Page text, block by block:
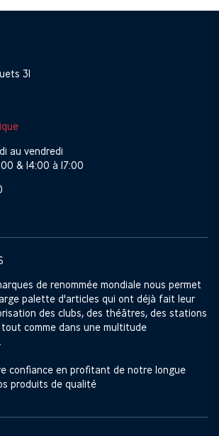
31
au vendredi
& 14:00 à 17:00
de renommée mondiale nous permet
palette d'articles qui ont déjà fait leur
des clubs, des théâtres, des stations
comme dans une multitude
confiance en profitant de notre longue
produits de qualité